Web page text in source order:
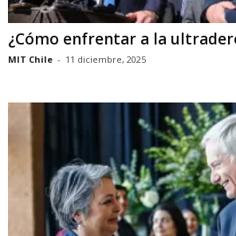
¿Cómo enfrentar a la
MIT Chile - 11 diciembre, 2025